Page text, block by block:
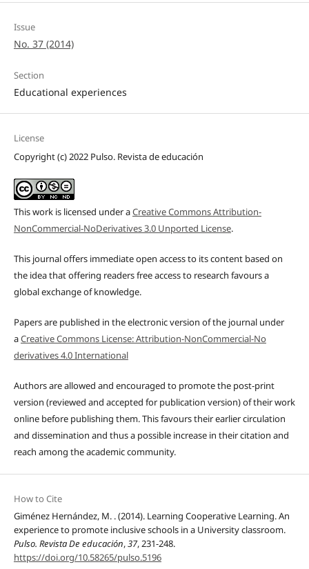
Issue
No. 37 (2014)
Section
Educational experiences
License
Copyright (c) 2022 Pulso. Revista de educación
This work is licensed under aCreative Commons Attribution-
NonCommercial-NoDerivatives 3.0 Unported License.
This journal offers immediate open access to its content based on
the idea that offering readers free access to research favours a
global exchange of knowledge.
Papers are published in the electronic version of the journal under
aCreative Commons License: Attribution-NonCommercial-No
derivatives 4.0 International
Authors are allowed and encouraged to promote the post-print
version (reviewed and accepted for publication version) of their work
online before publishing them. This favours their earlier circulation
and dissemination and thus a possible increase in their citation and
reach among the academic community.
How to Cite
Giménez Hernández, M. . (2014). Learning Cooperative Learning. An
experience to promote inclusive schools in a University classroom.
Pulso. Revista De educación,37, 231-248.
https://doi.org/10.58265/pulso.5196